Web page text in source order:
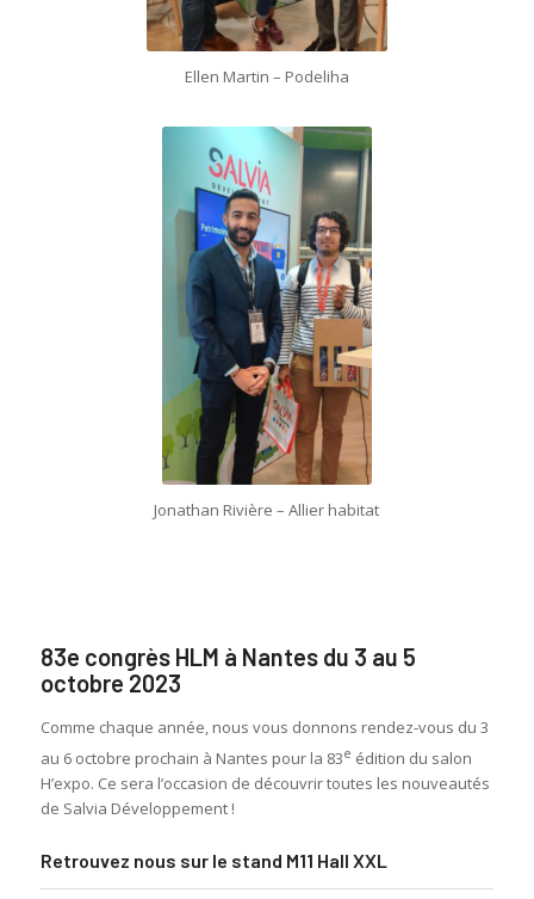
Ellen Martin – Podeliha
Jonathan Rivière – Allier habitat
83e congrès HLM à Nantes du 3 au 5
octobre 2023
Comme chaque année, nous vous donnons rendez-vous du 3
au 6 octobre prochain à Nantes pour la 83e édition du salon
H’expo. Ce sera l’occasion de découvrir toutes les nouveautés
de Salvia Développement !
Retrouvez nous sur le stand M11 Hall XXL